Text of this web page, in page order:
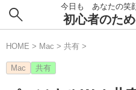
今日も あなたの笑
初心者のた
HOME > Mac > 共有 >
Mac 共有